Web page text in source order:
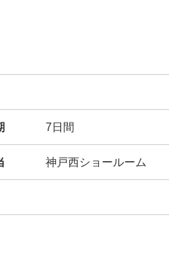
7日間
神戸西ショールーム